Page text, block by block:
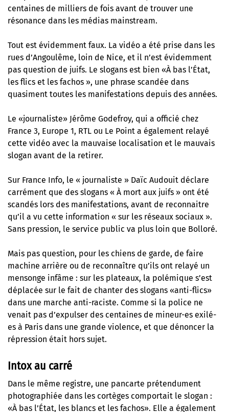
centaines de milliers de fois avant de trouver une
résonance dans les médias mainstream.
Tout est évidemment faux. La vidéo a été prise dans les
rues d’Angoulême, loin de Nice, et il n’est évidemment
pas question de juifs. Le slogans est bien «À bas l’État,
les flics et les fachos », une phrase scandée dans
quasiment toutes les manifestations depuis des années.
Le «journaliste» Jérôme Godefroy, qui a officié chez
France 3, Europe 1, RTL ou Le Point a également relayé
cette vidéo avec la mauvaise localisation et le mauvais
slogan avant de la retirer.
Sur France Info, le « journaliste » Daïc Audouit déclare
carrément que des slogans « À mort aux juifs » ont été
scandés lors des manifestations, avant de reconnaitre
qu’il a vu cette information « sur les réseaux sociaux ».
Sans pression, le service public va plus loin que Bolloré.
Mais pas question, pour les chiens de garde, de faire
machine arrière ou de reconnaître qu’ils ont relayé un
mensonge infâme : sur les plateaux, la polémique s’est
déplacée sur le fait de chanter des slogans «anti-flics»
dans une marche anti-raciste. Comme si la police ne
venait pas d’expulser des centaines de mineur-es exilé-
es à Paris dans une grande violence, et que dénoncer la
répression était hors sujet.
Intox au carré
Dans le même registre, une pancarte prétendument
photographiée dans les cortèges comportait le slogan :
«À bas l’État, les blancs et les fachos». Elle a également